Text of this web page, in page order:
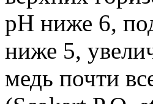
pH ниже 6,
ниже 5,
медь почти